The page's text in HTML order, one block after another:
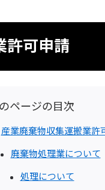
許可申請
ページの目次
産業廃棄物収集運搬業許
廃棄物処理業について
処理について